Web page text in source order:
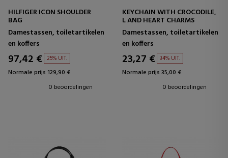
HILFIGER ICON SHOULDER
BAG
Damestassen, toiletartikelen
en koffers
97,42 € 25% UIT.
Normale prijs 129,90 €
0 beoordelingen
KEYCHAIN WITH CROCODILE,
L AND HEART CHARMS
Damestassen, toiletartikelen
en koffers
23,27 € 34% UIT.
Normale prijs 35,00 €
0 beoordelingen